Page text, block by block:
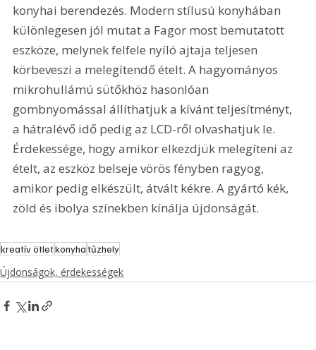
konyhai berendezés. Modern stílusú konyhában
különlegesen jól mutat a Fagor most bemutatott
eszköze, melynek felfele nyíló ajtaja teljesen
körbeveszi a melegítendő ételt. A hagyományos
mikrohullámú sütőkhöz hasonlóan
gombnyomással állíthatjuk a kívánt teljesítményt,
a hátralévő idő pedig az LCD-ről olvashatjuk le.
Érdekessége, hogy amikor elkezdjük melegíteni az
ételt, az eszköz belseje vörös fényben ragyog,
amikor pedig elkészült, átvált kékre. A gyártó kék,
zöld és ibolya színekben kínálja újdonságát.
kreatív ötletkonyhatűzhely
Újdonságok, érdekességek